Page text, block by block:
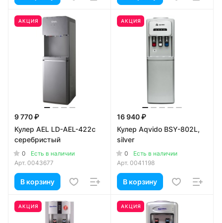
АКЦИЯ
9 770 ₽
Кулер AEL LD-AEL-422c
серебристый
0
Есть в наличии
Арт. 0043677
В корзину
АКЦИЯ
16 940 ₽
Кулер Aqvido BSY-802L,
silver
0
Есть в наличии
Арт. 0041198
В корзину
АКЦИЯ АКЦИЯ